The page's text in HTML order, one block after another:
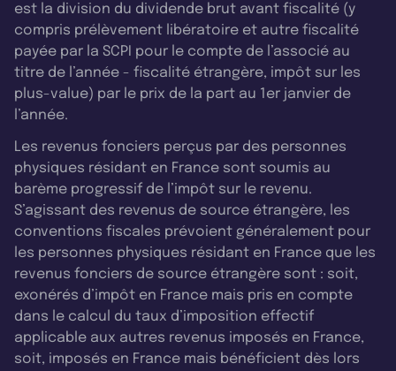
est la division du dividende brut avant fiscalité (y
compris prélèvement libératoire et autre fiscalité
payée par la SCPI pour le compte de l’associé au
titre de l’année - fiscalité étrangère, impôt sur les
plus-value) par le prix de la part au 1er janvier de
l’année.
Les revenus fonciers perçus par des personnes
physiques résidant en France sont soumis au
barème progressif de l’impôt sur le revenu.
S’agissant des revenus de source étrangère, les
conventions fiscales prévoient généralement pour
les personnes physiques résidant en France que les
revenus fonciers de source étrangère sont : soit,
exonérés d’impôt en France mais pris en compte
dans le calcul du taux d’imposition effectif
applicable aux autres revenus imposés en France,
soit, imposés en France mais bénéficient dès lors